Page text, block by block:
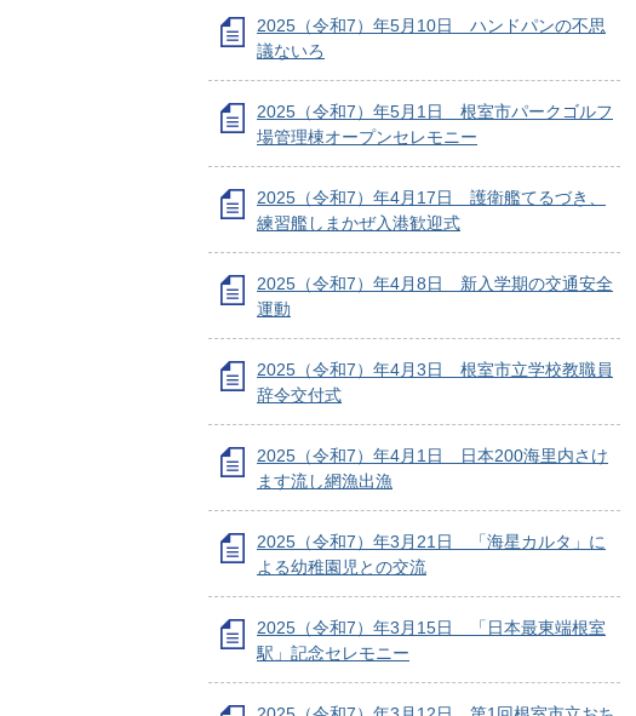
2025（令和7）年5月10日 ハンドパンの不思
議ないろ
2025（令和7）年5月1日 根室市パークゴルフ
場管理棟オープンセレモニー
2025（令和7）年4月17日 護衛艦てるづき、
練習艦しまかぜ入港歓迎式
2025（令和7）年4月8日 新入学期の交通安全
運動
2025（令和7）年4月3日 根室市立学校教職員
辞令交付式
2025（令和7）年4月1日 日本200海里内さけ
ます流し網漁出漁
2025（令和7）年3月21日 「海星カルタ」に
よる幼稚園児との交流
2025（令和7）年3月15日 「日本最東端根室
駅」記念セレモニー